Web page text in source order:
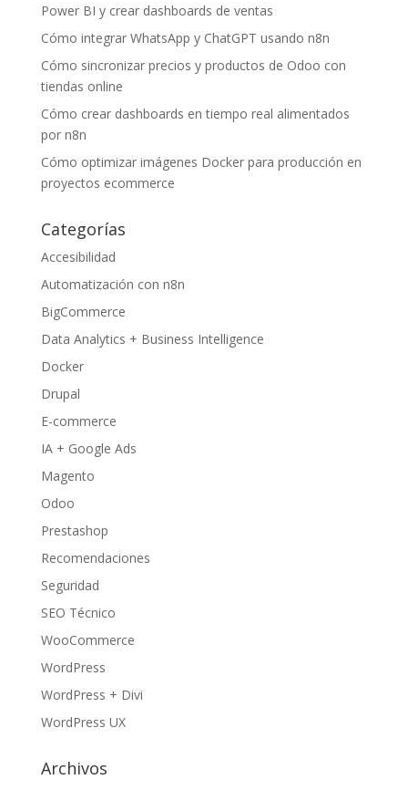
Power BI y crear dashboards de ventas
Cómo integrar WhatsApp y ChatGPT usando n8n
Cómo sincronizar precios y productos de Odoo con
tiendas online
Cómo crear dashboards en tiempo real alimentados
por n8n
Cómo optimizar imágenes Docker para producción en
proyectos ecommerce
Categorías
Accesibilidad
Automatización con n8n
BigCommerce
Data Analytics + Business Intelligence
Docker
Drupal
E-commerce
IA + Google Ads
Magento
Odoo
Prestashop
Recomendaciones
Seguridad
SEO Técnico
WooCommerce
WordPress
WordPress + Divi
WordPress UX
Archivos